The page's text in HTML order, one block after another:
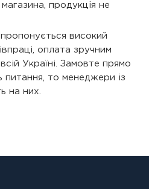
продукція не
високий
оплата зручним
Україні. Замовте прямо
питання, то менеджери із
на них.